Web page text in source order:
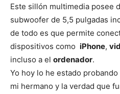
Este sillón multimedia posee
subwoofer de 5,5 pulgadas
de todo es que permite
dispositivos como iPhone,
incluso a el ordenador.
Yo hoy lo he estado
mi hermano y la verdad que